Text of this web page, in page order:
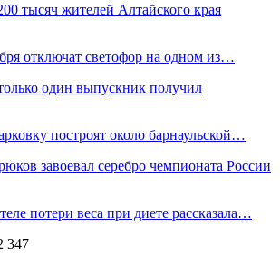
тысяч жителей Алтайского края
отключат светофор на одном из…
один выпускник получил
построят около барнаульской…
завоевал серебро чемпионата России
потери веса при диете рассказала…
347